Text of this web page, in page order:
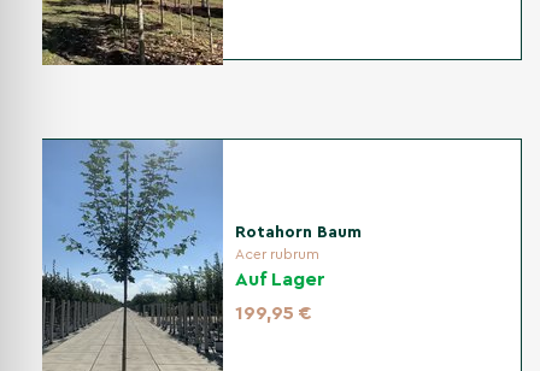
Rotahorn Baum
Acer rubrum
Auf Lager
199,95 €